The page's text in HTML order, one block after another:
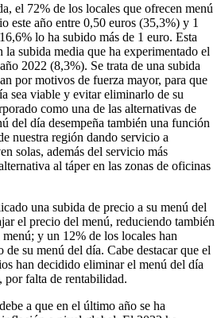
el 72% de los locales que ofrecen menú
este año entre 0,50 euros (35,3%) y 1
lo ha subido más de 1 euro. Esta
la subida media que ha experimentado el
2022 (8,3%). Se trata de una subida
por motivos de fuerza mayor, para que
sea viable y evitar eliminarlo de su
como una de las alternativas de
del día desempeña también una función
nuestra región dando servicio a
solas, además del servicio más
al táper en las zonas de oficinas
una subida de precio a su menú del
el precio del menú, reduciendo también
y un 12% de los locales han
su menú del día. Cabe destacar que el
han decidido eliminar el menú del día
por falta de rentabilidad.
a que en el último año se ha